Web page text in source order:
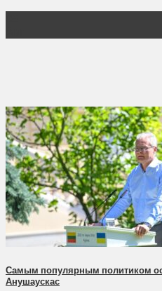
Самым популярным политиком
Анушаускас